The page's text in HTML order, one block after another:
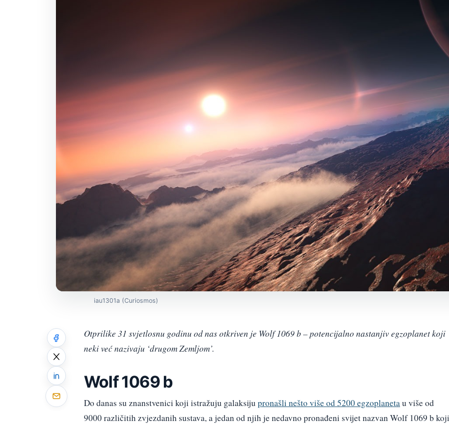
iau1301a (Curiosmos)
Otprilike 31 svjetlosnu godinu od nas otkriven je Wolf 1069 b – potencijalno nastanjiv egzoplanet koji
neki već nazivaju ‘drugom Zemljom’.
Wolf 1069 b
Do danas su znanstvenici koji istražuju galaksiju pronašli nešto više od 5200 egzoplanetau više od
9000 različitih zvjezdanih sustava, a jedan od njih je nedavno pronađeni svijet nazvan Wolf 1069 b koji